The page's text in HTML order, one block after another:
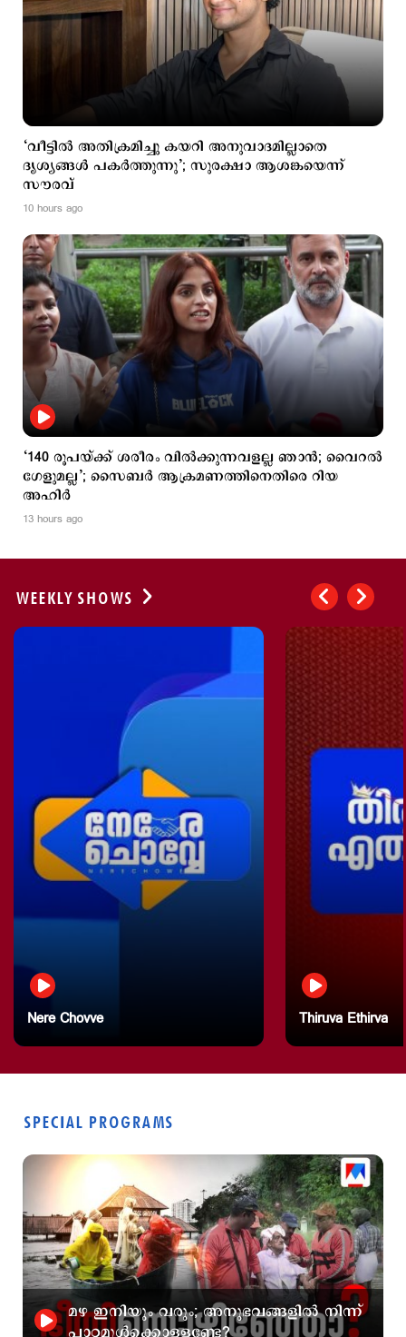
‘വീട്ടില്‍ അതിക്രമിച്ചു കയറി അനുവാദമില്ലാതെ
ദൃശ്യങ്ങൾ പകർത്തുന്നു’; സുരക്ഷാ ആശങ്കയെന്ന്
സൗരവ്
10 hours ago
‘140 രൂപയ്ക്ക് ശരീരം വിൽക്കുന്നവളല്ല ഞാന്‍; വൈറല്‍
ഗേളുമല്ല’; സൈബര്‍ ആക്രമണത്തിനെതിരെ റിയ
അഹിർ
13 hours ago
WEEKLY SHOWS
Nere Chovve Thiruva Ethirva
SPECIAL PROGRAMS
മഴ ഇനിയും വരും; അനുഭവങ്ങളില്‍ നിന്ന്
പാഠമുള്‍ക്കൊളളണ്ടേ?